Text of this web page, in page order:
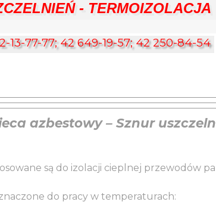
- TERMOIZOLACJA
13-77-77; 42 649-19-57; 42 250-84-54
azbestowy – Sznur
są do izolacji cieplnej przewodów
do pracy w temperaturach: